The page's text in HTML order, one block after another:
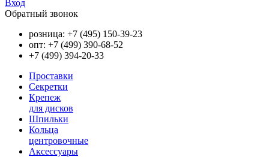
Вход
Обратный звонок
розница: +7 (495) 150-39-23
опт: +7 (499) 390-68-52
+7 (499) 394-20-33
Проставки
Секретки
Крепеж
для дисков
Шпильки
Кольца
центровочные
Аксессуары